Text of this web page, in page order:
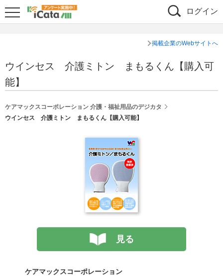
ログイン
掲載企業のWebサイトへ
ウインセス 介護ミトン まもるくん【購入可
能】
ケアマックスコーポレーション 介護・福祉用品のデジカタ
ウインセス 介護ミトン まもるくん【購入可能】
見る
ケアマックスコーポレーション